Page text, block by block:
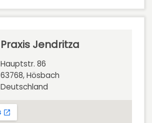
Praxis Jendritza
Hauptstr. 86
63768, Hösbach
Deutschland